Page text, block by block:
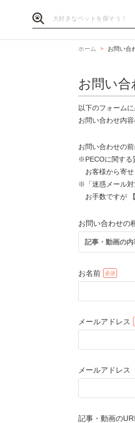
ホーム お問い合
お問い合
以下のフォーム
お問い合わせ内
お問い合わせの
※PECOに関する
お客様から寄せ
※「迷惑メール対
お手数ですが
お問い合わせの
記事・動画の
お名前
メールアドレス
メールアドレス
記事・動画の